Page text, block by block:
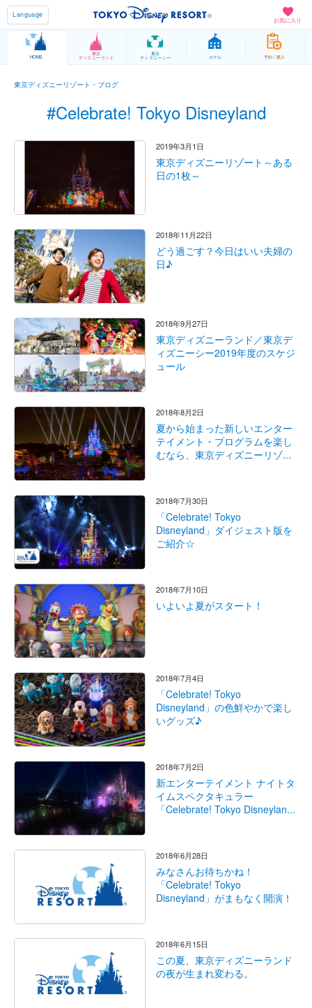
お気に入り
Language
HOME
東京
ディズニーランド
東京
ディズニーシー ホテル 予約 / 購入
東京ディズニーリゾート・ブログ
#Celebrate! Tokyo Disneyland
2019年3月1日
東京ディズニーリゾート～ある
日の1枚～
2018年11月22日
どう過ごす？今日はいい夫婦の
日♪
2018年9月27日
東京ディズニーランド／東京デ
ィズニーシー2019年度のスケジ
ュール
2018年8月2日
夏から始まった新しいエンター
テイメント・プログラムを楽し
むなら、東京ディズニーリゾ...
2018年7月30日
「Celebrate! Tokyo
Disneyland」ダイジェスト版を
ご紹介☆
2018年7月10日
いよいよ夏がスタート！
2018年7月4日
「Celebrate! Tokyo
Disneyland」の色鮮やかで楽し
いグッズ♪
2018年7月2日
新エンターテイメント ナイトタ
イムスペクタキュラー
「Celebrate! Tokyo Disneylan...
2018年6月28日
みなさんお待ちかね！
「Celebrate! Tokyo
Disneyland」がまもなく開演！
2018年6月15日
この夏、東京ディズニーランド
の夜が生まれ変わる。